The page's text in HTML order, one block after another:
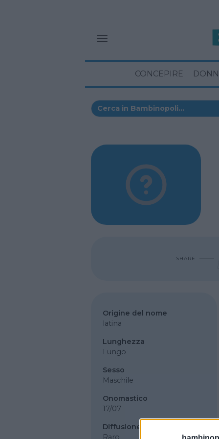
CONCEPIRE
SHARE
Origine del nome
latina
Lunghezza
Lungo
Sesso
Maschile
Onomastico
17/07
Diffusione
Raro